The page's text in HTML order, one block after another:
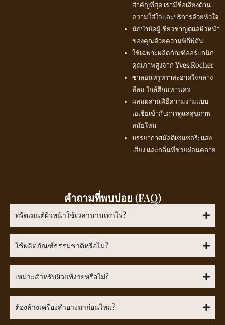
สำคัญที่สุด เรามีชื่อเสียงด้าน
ความใส่ใจและบริการด้วยหัวใจ
นักบำบัดผู้เชี่ยวชาญดูแลผิวหน้า
ของคุณด้วยความพิถีพิถัน
ใช้เฉพาะผลิตภัณฑ์ออร์แกนิก
คุณภาพสูงจาก Yves Rocher
ซาลอนหรูหราสะอาดใจกลาง
สีลม ใกล้ตึกมหานคร
ผสมผสานพิธีความงามแบบ
เอเชียเข้ากับการดูแลสุขภาพ
สมัยใหม่
บรรยากาศมัลติเซนซอรี: แสง
เสียง และกลิ่นที่ช่วยผ่อนคลาย
คำถามที่พบบ่อย (FAQ)
ทรีตเมนต์ผิวหน้าใช้เวลานานเท่าไร?
ใช้ผลิตภัณฑ์ธรรมชาติหรือไม่?
เหมาะสำหรับผิวแพ้ง่ายหรือไม่?
ต้องล้างเครื่องสำอางมาก่อนไหม?